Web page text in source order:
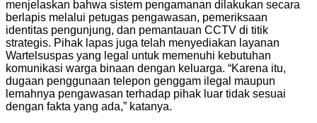
menjelaskan bahwa sistem pengamanan dilakukan secara
berlapis melalui petugas pengawasan, pemeriksaan
identitas pengunjung, dan pemantauan CCTV di titik
strategis. Pihak lapas juga telah menyediakan layanan
Wartelsuspas yang legal untuk memenuhi kebutuhan
komunikasi warga binaan dengan keluarga. “Karena itu,
dugaan penggunaan telepon genggam ilegal maupun
lemahnya pengawasan terhadap pihak luar tidak sesuai
dengan fakta yang ada,” katanya.